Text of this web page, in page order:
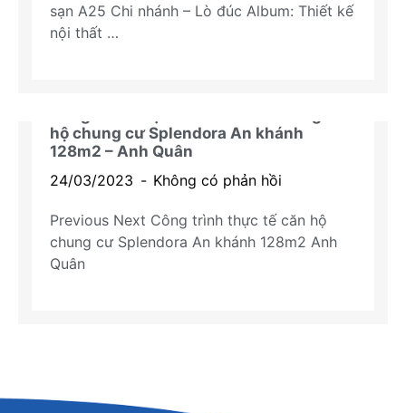
sạn A25 Chi nhánh – Lò đúc Album: Thiết kế
nội thất …
Công trình thực tế chung cư
hộ chung cư Splendora An khánh
128m2 – Anh Quân
24/03/2023
Không có phản hồi
Previous Next Công trình thực tế căn hộ
chung cư Splendora An khánh 128m2 Anh
Quân